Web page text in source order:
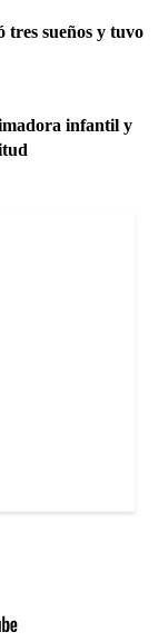
tres sueños y tuvo
infantil y
youtube-